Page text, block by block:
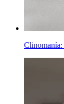
Clinomanía: